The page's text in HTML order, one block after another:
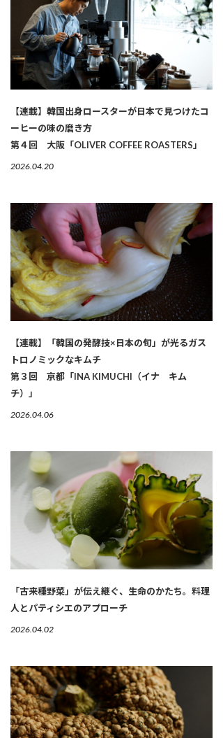
【連載】韓国出身ロースターが日本で見つけたコ
ーヒーの味の磨き方
第４回 大阪「OLIVER COFFEE ROASTERS」
2026.04.20
【連載】「韓国の発酵技×日本の旬」が光るガス
トロノミックなキムチ
第３回 京都「INA KIMUCHI（イナ キム
チ）」
2026.04.06
「古来種野菜」が伝え継ぐ、生命のかたち。料理
人とパティシエのアプローチ
2026.04.02